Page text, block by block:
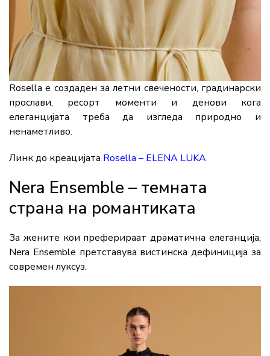
Rosella е создаден за летни свечености, градинарски
прослави, ресорт моменти и денови кога
елеганцијата треба да изгледа природно и
ненаметливо.
Линк до креацијата Rosella – ELENA LUKA
Nera Ensemble – темната
страна на романтиката
За жените кои преферираат драматична елеганција,
Nera Ensemble претставува вистинска дефиниција за
современ луксуз.